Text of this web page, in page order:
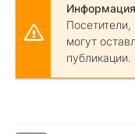
Информация
могут
публикации.